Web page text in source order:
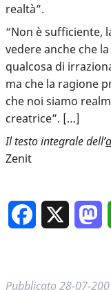
realtà”.
“Non è sufficiente,
vedere anche che
qualcosa di
ma che la ragione
che noi siamo
creatrice”. […]
Il testo integrale dell’
Zenit
Facebook
Pubblicato 28-07-